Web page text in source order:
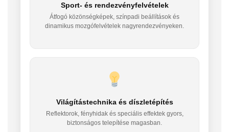
Sport- és rendezvényfelvételek
Átfogó közönségképek, színpadi beállítások és
dinamikus mozgófelvételek nagyrendezvényeken.
Világítástechnika és díszletépítés
Reflektorok, fényhidak és speciális effektek gyors,
biztonságos telepítése magasban.